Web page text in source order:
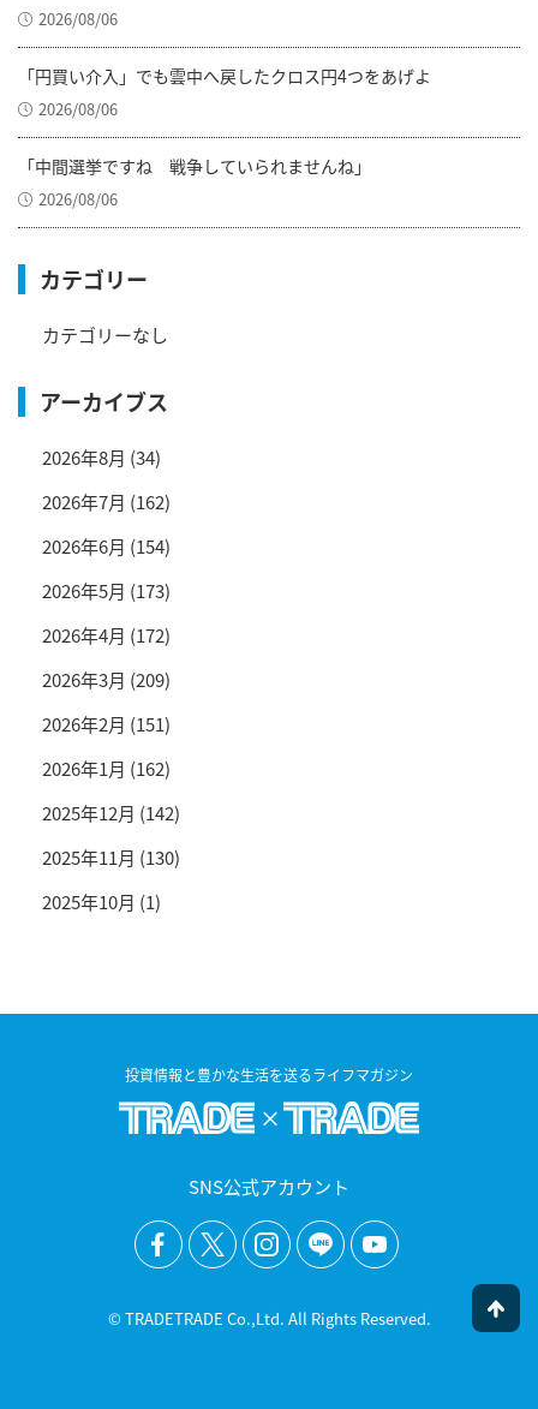
2026/08/06
「円買い介入」でも雲中へ戻したクロス円4つをあげよ
2026/08/06
「中間選挙ですね 戦争していられませんね」
2026/08/06
カテゴリー
カテゴリーなし
アーカイブス
2026年8月 (34)
2026年7月 (162)
2026年6月 (154)
2026年5月 (173)
2026年4月 (172)
2026年3月 (209)
2026年2月 (151)
2026年1月 (162)
2025年12月 (142)
2025年11月 (130)
2025年10月 (1)
投資情報と豊かな生活を送るライフマガジン
SNS公式アカウント
© TRADETRADE Co.,Ltd. All Rights Reserved.